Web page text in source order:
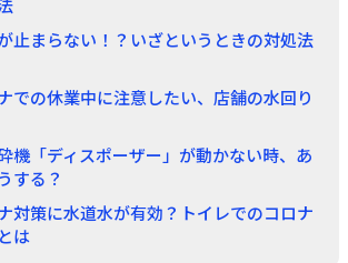
止まらない！？いざというときの対処法
での休業中に注意したい、店舗の水回り
機「ディスポーザー」が動かない時、あ
する？
対策に水道水が有効？トイレでのコロナ
は